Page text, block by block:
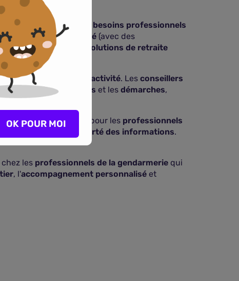
de la défense
de leurs besoins professionnels
des dépenses de santé (avec des
de travail
solutions de retraite
et sa grande réactivité. Les conseillers
sur les contrats et les démarches,
garantiesproposées pour les professionnels
clarté des informations.
les professionnels de la gendarmerie qui
, l'accompagnement personnalisé et
OK POUR MOI